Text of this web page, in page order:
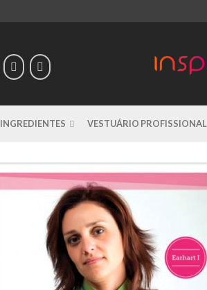
INGREDIENTES VESTUÁRIO PROFISSIONAL